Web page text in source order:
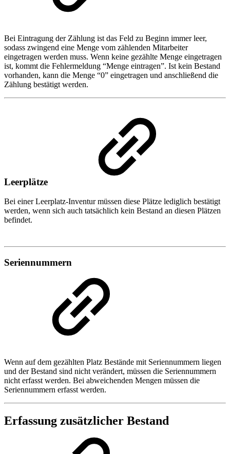
Bei Eintragung der Zählung ist das Feld zu Beginn immer leer,
sodass zwingend eine Menge vom zählenden Mitarbeiter
eingetragen werden muss. Wenn keine gezählte Menge eingetragen
ist, kommt die Fehlermeldung “Menge eintragen”. Ist kein Bestand
vorhanden, kann die Menge “0” eingetragen und anschließend die
Zählung bestätigt werden.
Leerplätze
Bei einer Leerplatz-Inventur müssen diese Plätze lediglich bestätigt
werden, wenn sich auch tatsächlich kein Bestand an diesen Plätzen
befindet.
Seriennummern
Wenn auf dem gezählten Platz Bestände mit Seriennummern liegen
und der Bestand sind nicht verändert, müssen die Seriennummern
nicht erfasst werden. Bei abweichenden Mengen müssen die
Seriennummern erfasst werden.
Erfassung zusätzlicher Bestand